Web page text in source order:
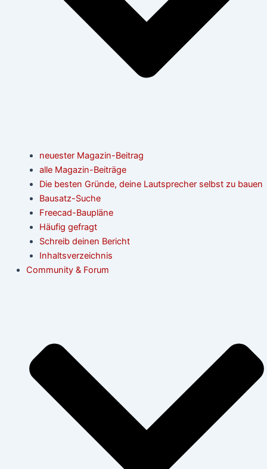
neuester Magazin-Beitrag
alle Magazin-Beiträge
Die besten Gründe, deine Lautsprecher selbst zu bauen
Bausatz-Suche
Freecad-Baupläne
Häufig gefragt
Schreib deinen Bericht
Inhaltsverzeichnis
Community & Forum